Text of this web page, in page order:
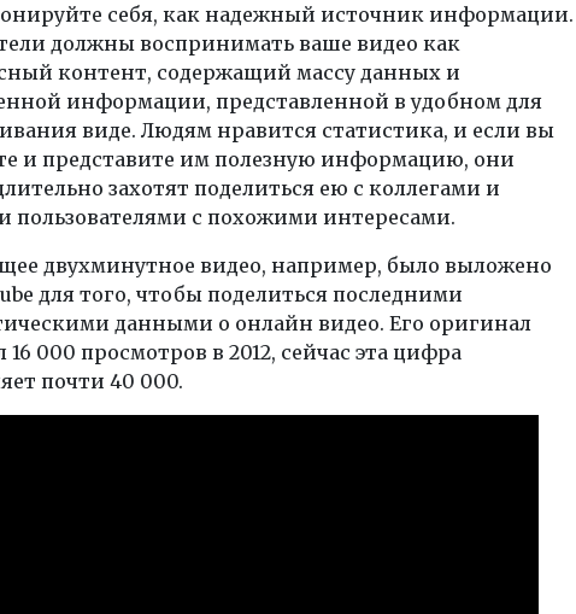
себя, как надежный источник информации.
должны воспринимать ваше видео как
контент, содержащий массу данных и
информации, представленной в удобном для
виде. Людям нравится статистика, и если вы
и представите им полезную информацию, они
захотят поделиться ею с коллегами и
пользователями с похожими интересами.
двухминутное видео, например, было выложено
для того, чтобы поделиться последними
данными о онлайн видео. Его оригинал
16 000 просмотров в 2012, сейчас эта цифра
почти 40 000.